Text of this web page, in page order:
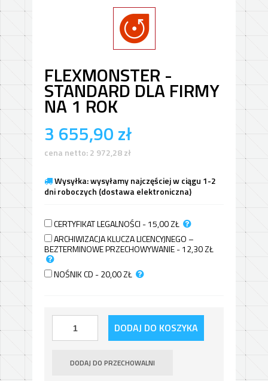
FLEXMONSTER -
STANDARD DLA FIRMY
NA 1 ROK
3 655,90zł
cena netto:2 972,28zł
Wysyłka: wysyłamy najczęściej w ciągu 1-2
dni roboczych (dostawa elektroniczna)
CERTYFIKAT LEGALNOŚCI - 15,00ZŁ
ARCHIWIZACJA KLUCZA LICENCYJNEGO –
BEZTERMINOWE PRZECHOWYWANIE - 12,30ZŁ
NOŚNIK CD - 20,00ZŁ
DODAJ DO KOSZYKA
DODAJ DO PRZECHOWALNI